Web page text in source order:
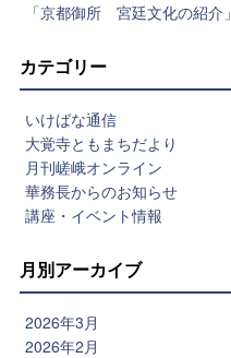
「京都御所 宮廷文化の紹介」
カテゴリー
いけばな通信
大覚寺ともまちだより
月刊嵯峨オンライン
華務長からのお知らせ
講座・イベント情報
月別アーカイブ
2026年3月
2026年2月